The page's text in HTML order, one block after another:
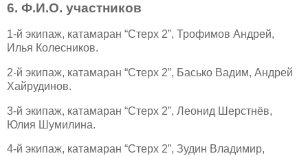
6. Ф.И.О. участников
1-й экипаж, катамаран “Стерх 2”, Трофимов Андрей,
Илья Колесников.
2-й экипаж, катамаран “Стерх 2”, Басько Вадим, Андрей
Хайрудинов.
3-й экипаж, катамаран “Стерх 2”, Леонид Шерстнёв,
Юлия Шумилина.
4-й экипаж, катамаран “Стерх 2”, Зудин Владимир,